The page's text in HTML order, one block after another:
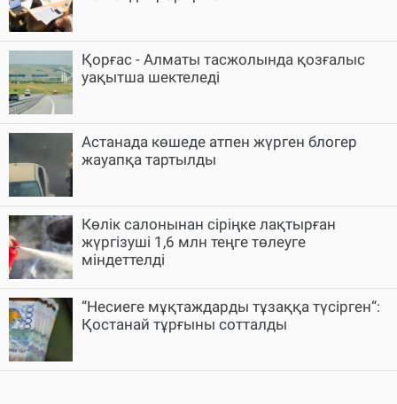
Қорғас - Алматы тасжолында қозғалыс
уақытша шектеледі
Астанада көшеде атпен жүрген блогер
жауапқа тартылды
Көлік салонынан сіріңке лақтырған
жүргізуші 1,6 млн теңге төлеуге
міндеттелді
“Несиеге мұқтаждарды тұзаққа түсірген“:
Қостанай тұрғыны сотталды